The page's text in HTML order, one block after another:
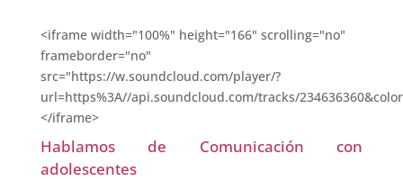
<iframe width="100%" height="166" scrolling="no"
frameborder="no"
src="https://w.soundcloud.com/player/?
url=https%3A//api.soundcloud.com/tracks/
</iframe>
Hablamos de Comunicación con
adolescentes